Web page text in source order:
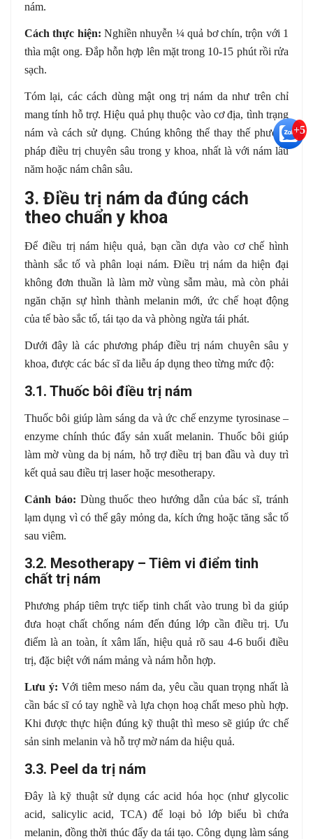
nám.
Cách thực hiện: Nghiền nhuyễn ¼ quả bơ chín, trộn với 1
thìa mật ong. Đắp hỗn hợp lên mặt trong 10-15 phút rồi rửa
sạch.
Tóm lại, các cách dùng mật ong trị nám da như trên chỉ
mang tính hỗ trợ. Hiệu quả phụ thuộc vào cơ địa, tình trạng
nám và cách sử dụng. Chúng không thể thay thế phương
pháp điều trị chuyên sâu trong y khoa, nhất là với nám lâu
năm hoặc nám chân sâu.
3. Điều trị nám da đúng cách
theo chuẩn y khoa
Để điều trị nám hiệu quả, bạn cần dựa vào cơ chế hình
thành sắc tố và phân loại nám. Điều trị nám da hiện đại
không đơn thuần là làm mờ vùng sẫm màu, mà còn phải
ngăn chặn sự hình thành melanin mới, ức chế hoạt động
của tế bào sắc tố, tái tạo da và phòng ngừa tái phát.
Dưới đây là các phương pháp điều trị nám chuyên sâu y
khoa, được các bác sĩ da liễu áp dụng theo từng mức độ:
3.1. Thuốc bôi điều trị nám
Thuốc bôi giúp làm sáng da và ức chế enzyme tyrosinase –
enzyme chính thúc đẩy sản xuất melanin. Thuốc bôi giúp
làm mờ vùng da bị nám, hỗ trợ điều trị ban đầu và duy trì
kết quả sau điều trị laser hoặc mesotherapy.
Cảnh báo: Dùng thuốc theo hướng dẫn của bác sĩ, tránh
lạm dụng vì có thể gây mỏng da, kích ứng hoặc tăng sắc tố
sau viêm.
3.2. Mesotherapy – Tiêm vi điểm tinh
chất trị nám
Phương pháp tiêm trực tiếp tinh chất vào trung bì da giúp
đưa hoạt chất chống nám đến đúng lớp cần điều trị. Ưu
điểm là an toàn, ít xâm lấn, hiệu quả rõ sau 4-6 buổi điều
trị, đặc biệt với nám mảng và nám hỗn hợp.
Lưu ý: Với tiêm meso nám da, yêu cầu quan trọng nhất là
cần bác sĩ có tay nghề và lựa chọn hoạ chất meso phù hợp.
Khi được thực hiện đúng kỹ thuật thì meso sẽ giúp ức chế
sản sinh melanin và hỗ trợ mờ nám da hiệu quả.
3.3. Peel da trị nám
Đây là kỹ thuật sử dụng các acid hóa học (như glycolic
acid, salicylic acid, TCA) để loại bỏ lớp biểu bì chứa
melanin, đồng thời thúc đẩy da tái tạo. Công dụng làm sáng
+5